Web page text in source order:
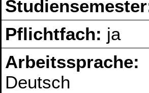
Pflichtfach: ja
Arbeitssprache:
Deutsch